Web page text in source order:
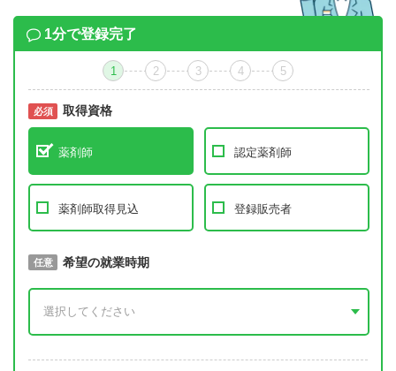
1分で登録完了
1 2 3 4 5
必須 取得資格
薬剤師 認定薬剤師
薬剤師取得見込 登録販売者
必須 取得予定年
任意 希望の就業時期